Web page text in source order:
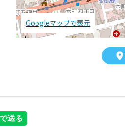
Googleマップで表示